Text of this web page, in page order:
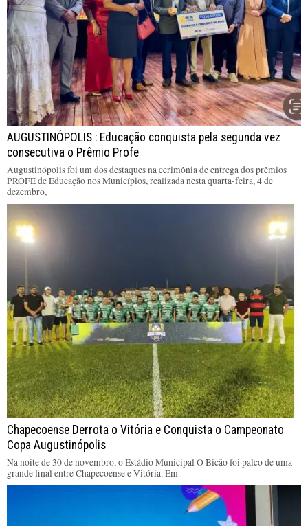
AUGUSTINÓPOLIS : Educação conquista pela segunda vez
consecutiva o Prêmio Profe
Augustinópolis foi um dos destaques na cerimônia de entrega dos prêmios
PROFE de Educação nos Municípios, realizada nesta quarta-feira, 4 de
dezembro,
Chapecoense Derrota o Vitória e Conquista o Campeonato
Copa Augustinópolis
Na noite de 30 de novembro, o Estádio Municipal O Bicão foi palco de uma
grande final entre Chapecoense e Vitória. Em